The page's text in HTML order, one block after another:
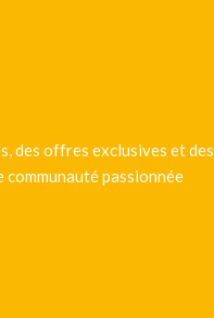
des offres exclusives et des
communauté passionnée